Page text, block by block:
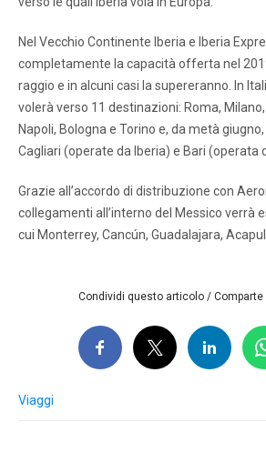
Nel Vecchio Continente Iberia e Iberia
completamente la capacità offerta nel
raggio e in alcuni casi la supereranno. In
volerà verso 11 destinazioni: Roma,
Napoli, Bologna e Torino e, da metà
Cagliari (operate da Iberia) e Bari (operata
Grazie all’accordo di distribuzione con
collegamenti all’interno del Messico verrà
cui Monterrey, Cancún, Guadalajara,
Condividi questo articolo /
Viaggi